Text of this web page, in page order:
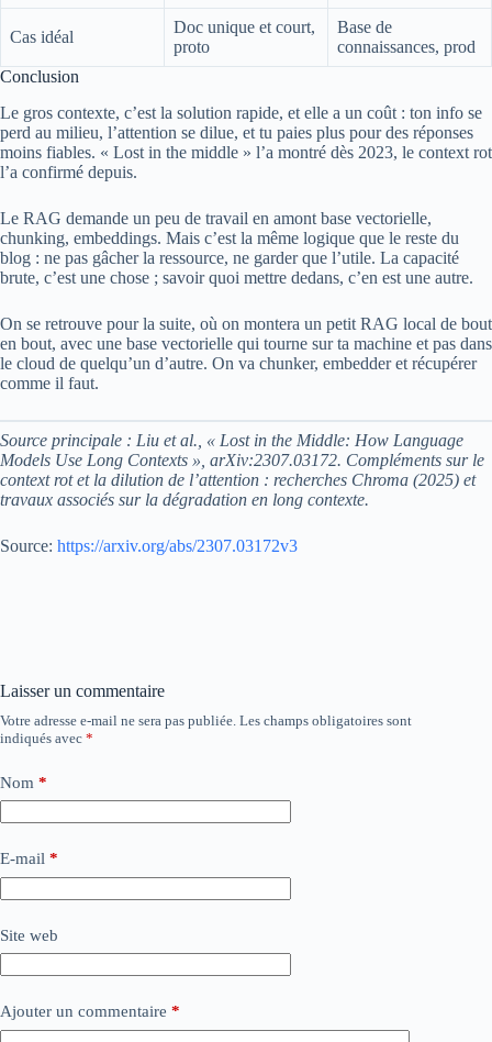
Cas idéal
Doc unique et court,
proto
Base de
connaissances, prod
Conclusion
Le gros contexte, c’est la solution rapide, et elle a un coût : ton info se
perd au milieu, l’attention se dilue, et tu paies plus pour des réponses
moins fiables. « Lost in the middle » l’a montré dès 2023, le context rot
l’a confirmé depuis.
Le RAG demande un peu de travail en amont base vectorielle,
chunking, embeddings. Mais c’est la même logique que le reste du
blog : ne pas gâcher la ressource, ne garder que l’utile. La capacité
brute, c’est une chose ; savoir quoi mettre dedans, c’en est une autre.
On se retrouve pour la suite, où on montera un petit RAG local de bout
en bout, avec une base vectorielle qui tourne sur ta machine et pas dans
le cloud de quelqu’un d’autre. On va chunker, embedder et récupérer
comme il faut.
Source principale : Liu et al., « Lost in the Middle: How Language
Models Use Long Contexts », arXiv:2307.03172. Compléments sur le
context rot et la dilution de l’attention : recherches Chroma (2025) et
travaux associés sur la dégradation en long contexte.
Source: https://arxiv.org/abs/2307.03172v3
Laisser un commentaire
Votre adresse e-mail ne sera pas publiée. Les champs obligatoires sont
indiqués avec *
Nom *
E-mail *
Site web
Ajouter un commentaire *